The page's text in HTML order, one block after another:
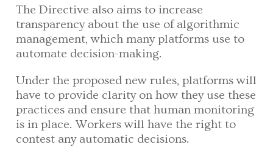
The Directive also aims to increase
transparency about the use of algorithmic
management, which many platforms use to
automate decision-making.
Under the proposed new rules, platforms will
have to provide clarity on how they use these
practices and ensure that human monitoring
is in place. Workers will have the right to
contest any automatic decisions.